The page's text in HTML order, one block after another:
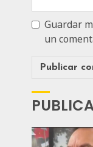
Guardar
un